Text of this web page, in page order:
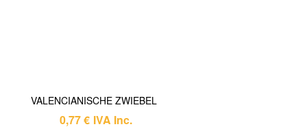
VALENCIANISCHE ZWIEBEL
0,77€ IVA Inc.